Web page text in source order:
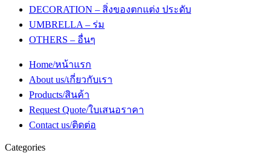
DECORATION – สิ่งของตกแต่ง ประดับ
UMBRELLA – ร่ม
OTHERS – อื่นๆ
Home/หน้าแรก
About us/เกี่ยวกับเรา
Products/สินค้า
Request Quote/ใบเสนอราคา
Contact us/ติดต่อ
Categories